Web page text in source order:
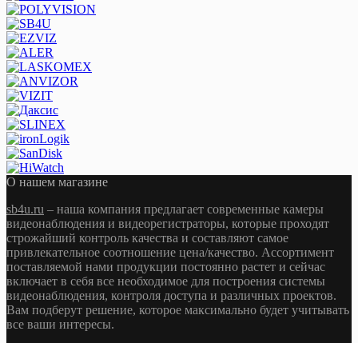
О нашем магазине
sb4u.ru – наша компания предлагает современные камеры
видеонаблюдения и видеорегистраторы, которые проходят
строжайший контроль качества и составляют самое
привлекательное соотношение цена/качество. Ассортимент
поставляемой нами продукции постоянно растет и сейчас
включает в себя все необходимое для построения системы
видеонаблюдения, контроля доступа и различных проектов.
Вам подберут решение, которое максимально будет учитывать
все ваши интересы.